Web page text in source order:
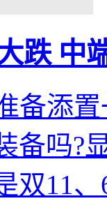
跌 中
备添
备吗?
双11